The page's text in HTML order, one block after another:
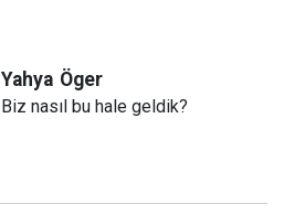
Yahya Öger
Biz nasıl bu hale geldik?